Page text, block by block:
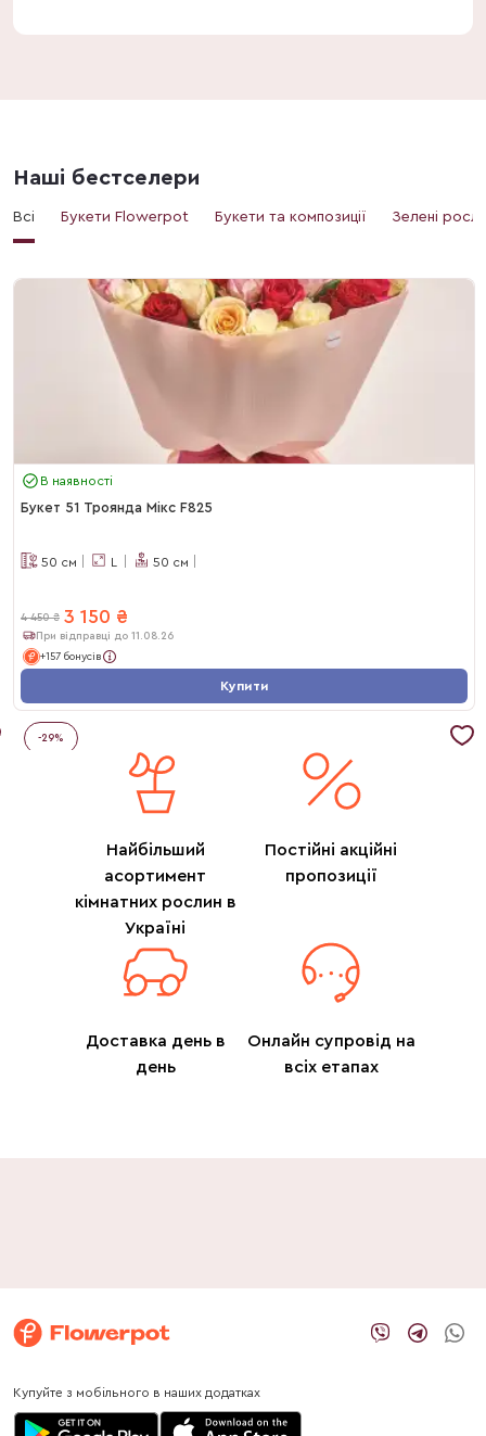
Наші бестселери
Всі Букети Flowerpot Букети та композиції Зелені
В наявності
Букет 51 Троянда Мікс F825
50 см L 50 см
4 450 ₴ 3 150 ₴
При відправці до 11.08.26
+157 бонусів
Купити
-29%
Найбільший
асортимент
кімнатних рослин в
Україні
Постійні акційні
пропозиції
Доставка день в
день
Онлайн супровід на
всіх етапах
Купуйте з мобільного в наших додатках